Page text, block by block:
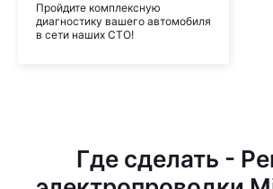
Пройдите комплексную
диагностику вашего автомобиля
в сети наших СТО!
Где сделать -